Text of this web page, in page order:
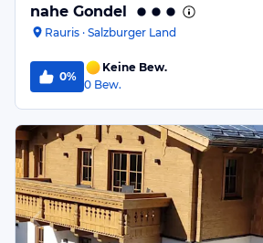
nahe Gondel
Rauris · Salzburger Land
0%
Keine Bew.
0 Bew.